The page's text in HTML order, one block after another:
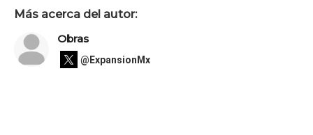
Más acerca del autor:
Obras
@ExpansionMx